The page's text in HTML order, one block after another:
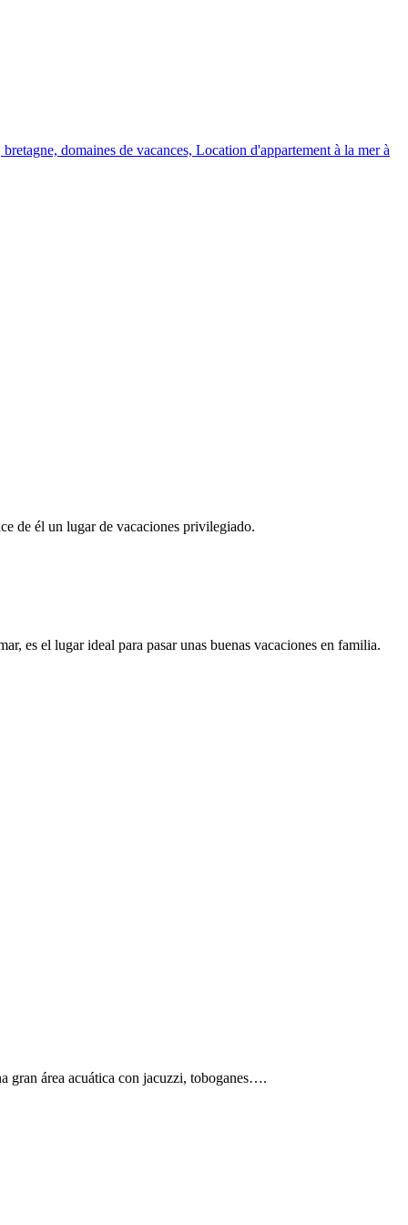
de él un lugar de vacaciones privilegiado.
es el lugar ideal para pasar unas buenas vacaciones en familia.
gran área acuática con jacuzzi, toboganes….